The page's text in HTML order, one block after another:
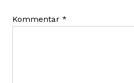
Kommentar *